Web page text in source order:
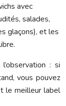
avec
salades,
glaçons), et les
: si
vous pouvez
le meilleur label